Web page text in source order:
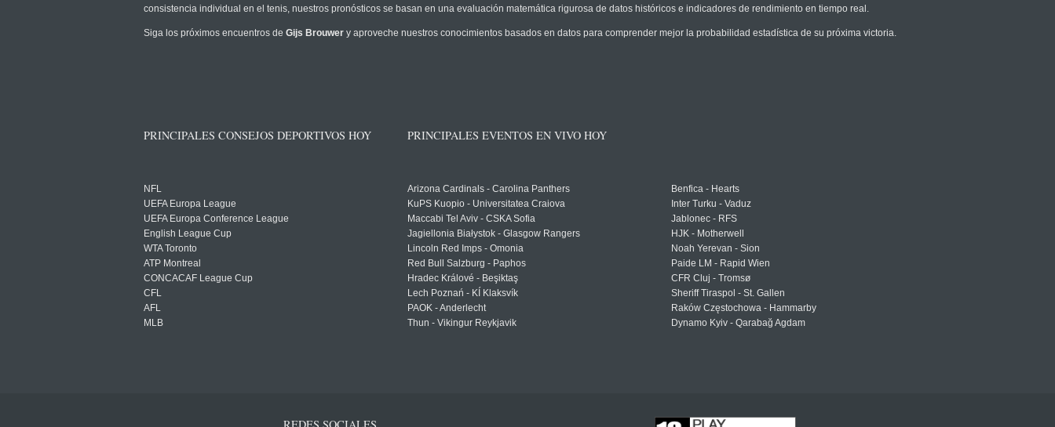
consistencia individual en el tenis, nuestros pronósticos se basan en una evaluación matemática rigurosa de datos históricos e indicadores de rendimiento en tiempo real.
Siga los próximos encuentros de Gijs Brouwer y aproveche nuestros conocimientos basados en datos para comprender mejor la probabilidad estadística de su próxima victoria.
PRINCIPALES CONSEJOS DEPORTIVOS HOY
NFL
UEFA Europa League
UEFA Europa Conference League
English League Cup
WTA Toronto
ATP Montreal
CONCACAF League Cup
CFL
AFL
MLB
PRINCIPALES EVENTOS EN VIVO HOY
Arizona Cardinals - Carolina Panthers
KuPS Kuopio - Universitatea Craiova
Maccabi Tel Aviv - CSKA Sofia
Jagiellonia Białystok - Glasgow Rangers
Lincoln Red Imps - Omonia
Red Bull Salzburg - Paphos
Hradec Králové - Beşiktaş
Lech Poznań - KÍ Klaksvík
PAOK - Anderlecht
Thun - Vikingur Reykjavik
Benfica - Hearts
Inter Turku - Vaduz
Jablonec - RFS
HJK - Motherwell
Noah Yerevan - Sion
Paide LM - Rapid Wien
CFR Cluj - Tromsø
Sheriff Tiraspol - St. Gallen
Raków Częstochowa - Hammarby
Dynamo Kyiv - Qarabağ Agdam